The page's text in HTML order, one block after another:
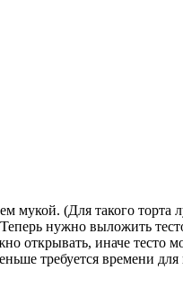
(Для такого торта
нужно выложить
открывать, иначе тесто
требуется времени